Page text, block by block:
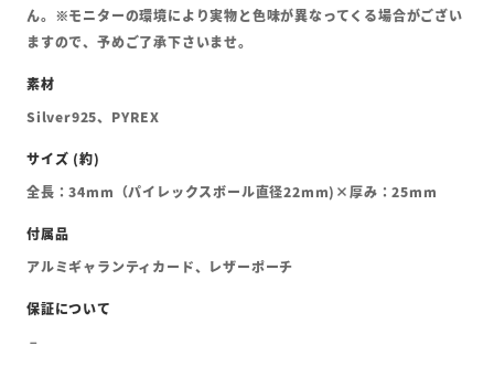
ん。※モニターの環境により実物と色味が異なってくる場合がござい
ますので、予めご了承下さいませ。
Silver925、PYREX
全長：34mm（パイレックスボール直径22mm)×厚み：25mm
アルミギャランティカード、レザーポーチ